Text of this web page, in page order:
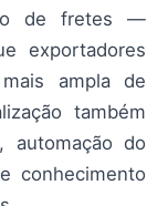
de fretes —
exportadores
ampla de
também
automação do
conhecimento